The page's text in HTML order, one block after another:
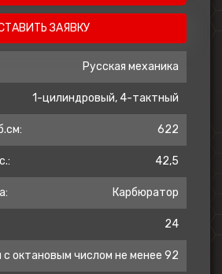
сиденье, благодаря
гарантирован
Для дальнего
вдвоём у ATV
передняя и задняя
грузоподъёмностью
и два
ящика объёмом 9 и 16
комплектацию входит
передаточное число
– благодяря этому
задачи вы ставите перед
ЗАЯВКУ
Русская механика
1-цилиндровый, 4-тактный
622
42,5
Карбюратор
24
с октановым числом не менее 92